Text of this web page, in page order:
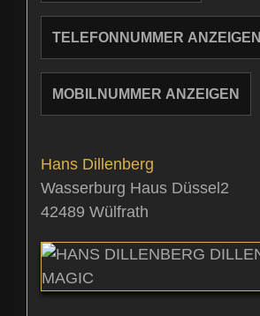
TELEFONNUMMER ANZEIGEN
MOBILNUMMER ANZEIGEN
Hans Dillenberg
Wasserburg Haus Düssel2
42489 Wülfrath